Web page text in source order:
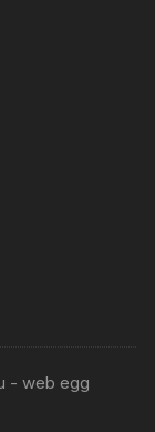
- web egg